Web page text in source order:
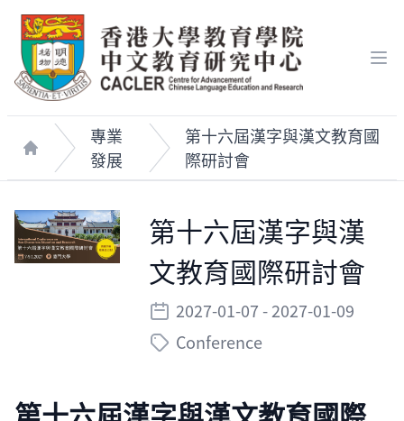
Home
專業
發展
第十六屆漢字與漢文教育國
際研討會
第十六屆漢字與漢
文教育國際研討會
2027-01-07 - 2027-01-09
Conference